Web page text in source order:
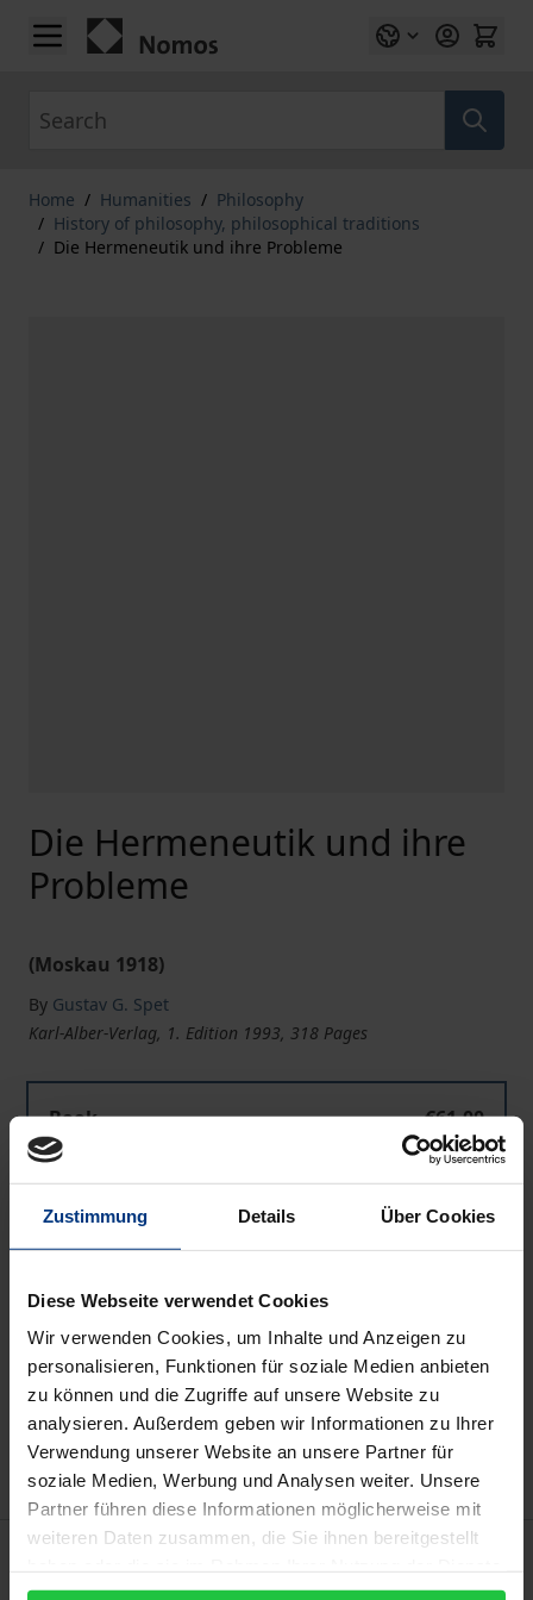
Zustimmung Details Über Cookies
Diese Webseite verwendet Cookies
Wir verwenden Cookies, um Inhalte und Anzeigen zu
personalisieren, Funktionen für soziale Medien anbieten
zu können und die Zugriffe auf unsere Website zu
analysieren. Außerdem geben wir Informationen zu Ihrer
Verwendung unserer Website an unsere Partner für
soziale Medien, Werbung und Analysen weiter. Unsere
Partner führen diese Informationen möglicherweise mit
weiteren Daten zusammen, die Sie ihnen bereitgestellt
gesammelt haben.
Skip to Content
Home / Humanities / Philosophy
/ History of philosophy, philosophical traditions
/ Die Hermeneutik und ihre Probleme
Die Hermeneutik und ihre
Probleme
(Moskau 1918)
By Gustav G. Spet
Karl-Alber-Verlag, 1. Edition 1993, 318 Pages
Book
€61.00
ISBN 978-3-495-47752-6
Available
may vary at checkout.
Add to Cart
Add to Wish List
Delivery cost notice
Description